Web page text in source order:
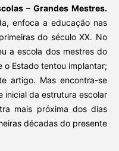
– Grandes Mestres.
enfoca a educação nas
do século XX. No
a escola dos mestres do
o Estado tentou implantar;
artigo. Mas encontra-se
inicial da estrutura escolar
mais próxima dos dias
décadas do presente